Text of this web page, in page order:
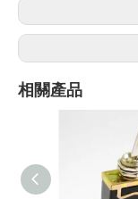
相關產品